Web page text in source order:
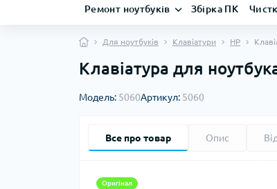
Ремонт ноутбуків Збірка ПК
Для ноутбуків Клавіатури HP
Клавіатура для
Модель: 5060Артикул: 5060
Все про товар Опис
Оригінал